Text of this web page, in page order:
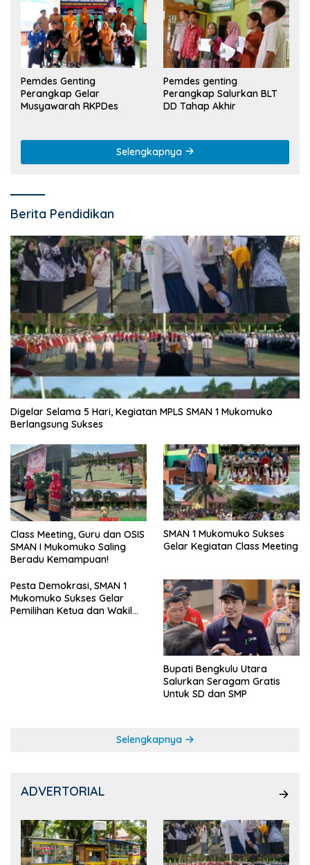
Pemdes Genting
Perangkap Gelar
Musyawarah RKPDes
Pemdes genting
Perangkap Salurkan BLT
DD Tahap Akhir
Selengkapnya
Berita Pendidikan
Digelar Selama 5 Hari, Kegiatan MPLS SMAN 1 Mukomuko
Berlangsung Sukses
Class Meeting, Guru dan OSIS
SMAN I Mukomuko Saling
Beradu Kemampuan!
SMAN 1 Mukomuko Sukses
Gelar Kegiatan Class Meeting
Pesta Demokrasi, SMAN 1
Mukomuko Sukses Gelar
Pemilihan Ketua dan Wakil
Bupati Bengkulu Utara
Salurkan Seragam Gratis
Untuk SD dan SMP
Selengkapnya
ADVERTORIAL